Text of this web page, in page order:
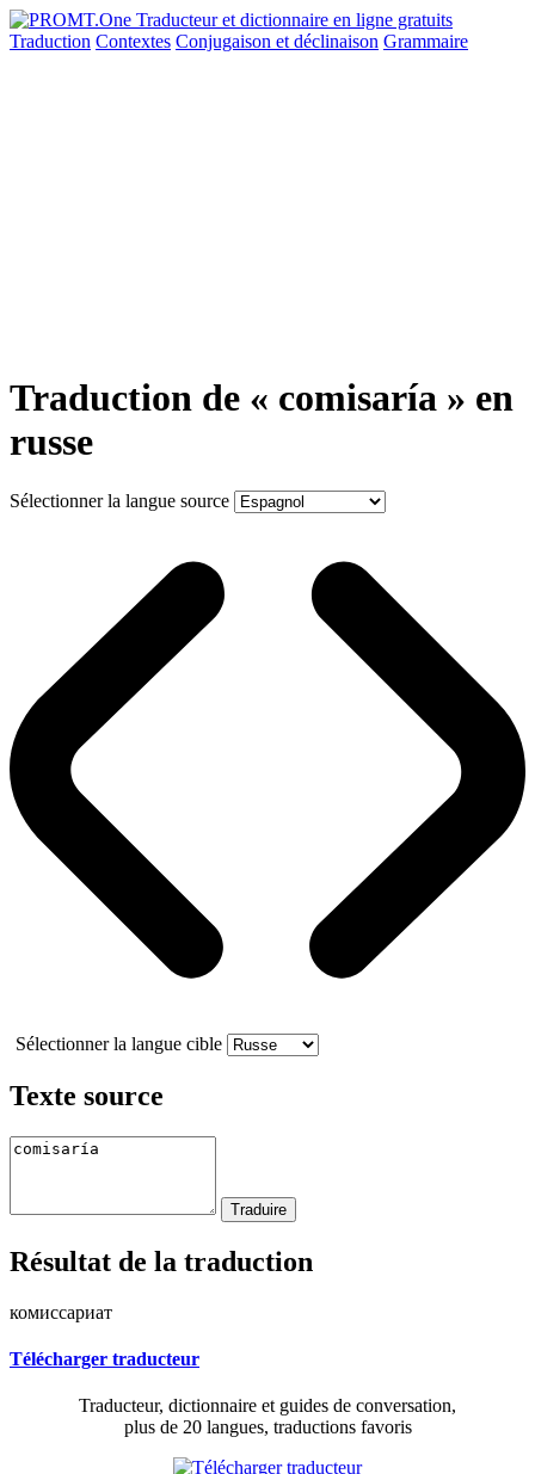
Traduction Contextes Conjugaison et déclinaison Grammaire
Traduction de « comisaría » en
russe
Sélectionner la langue source
Sélectionner la langue cible
Texte source
Résultat de la traduction
комиссариат
Télécharger traducteur
Traducteur, dictionnaire et guides de conversation,
plus de 20 langues, traductions favoris